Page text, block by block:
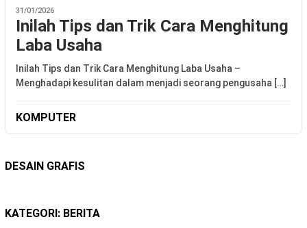
31/01/2026
Inilah Tips dan Trik Cara Menghitung
Laba Usaha
Inilah Tips dan Trik Cara Menghitung Laba Usaha –
Menghadapi kesulitan dalam menjadi seorang pengusaha […]
KOMPUTER
DESAIN GRAFIS
KATEGORI: BERITA